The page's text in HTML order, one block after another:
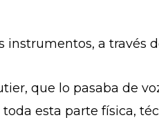
instrumentos, a través
que lo pasaba de
esta parte física,